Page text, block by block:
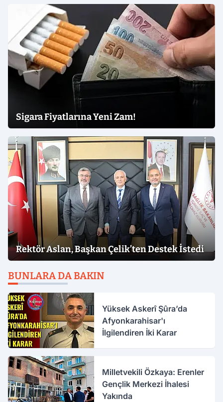
Sigara Fiyatlarına Yeni Zam!
Rektör Aslan, Başkan Çelik’ten Destek İstedi
BUNLARA DA BAKIN
Yüksek Askerî Şûra’da
Afyonkarahisar'ı
İlgilendiren İki Karar
Milletvekili Özkaya: Erenler
Gençlik Merkezi İhalesi
Yakında